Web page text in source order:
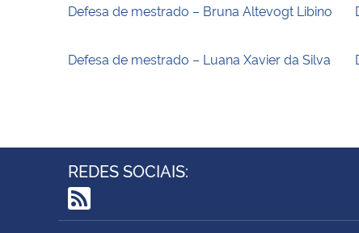
Defesa de mestrado – Bruna Altevogt Libino
Defesa de mestrado – Luana Xavier da Silva
REDES SOCIAIS:
RSS